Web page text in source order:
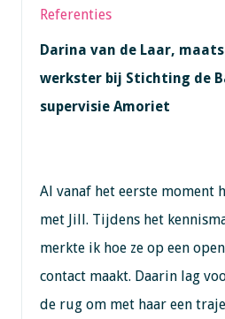
Referenties
Darina van de Laar,
werkster bij Stichting de
supervisie Amoriet
Al vanaf het eerste moment
met Jill. Tijdens het
merkte ik hoe ze op een
contact maakt. Daarin lag
de rug om met haar een